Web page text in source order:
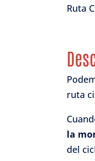
Ruta
ruta
la
del